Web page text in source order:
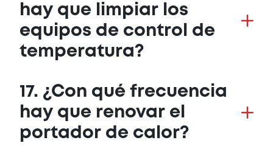
hay que limpiar los
equipos de control de
temperatura?
17. ¿Con qué frecuencia
hay que renovar el
portador de calor?